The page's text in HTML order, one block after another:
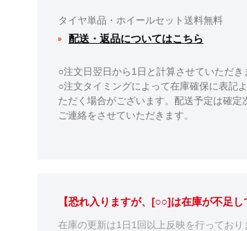
タイヤ単品・ホイールセット送料無料
配送・返品についてはこちら
○注文日翌日から1日と計算させていただき
○注文タイミングによって在庫確保に表記
ただく場合がございます。配送予定は確定
ご連絡をさせていただきます。
【恐れ入りますが、[○○]は在庫が不足
在庫の更新は1日1回以上反映を行ってお